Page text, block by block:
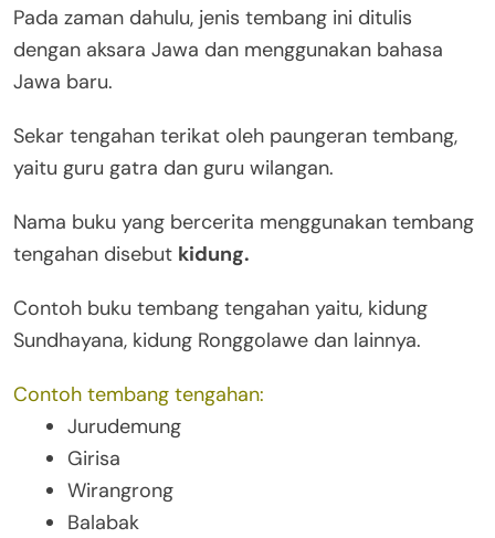
Pada zaman dahulu, jenis tembang ini ditulis
dengan aksara Jawa dan menggunakan bahasa
Jawa baru.
Sekar tengahan terikat oleh paungeran tembang,
yaitu guru gatra dan guru wilangan.
Nama buku yang bercerita menggunakan tembang
tengahan disebut kidung.
Contoh buku tembang tengahan yaitu, kidung
Sundhayana, kidung Ronggolawe dan lainnya.
Contoh tembang tengahan:
Jurudemung
Girisa
Wirangrong
Balabak